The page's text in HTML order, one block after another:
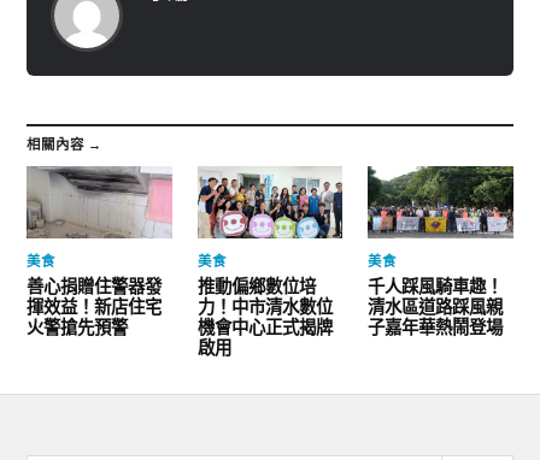
相關內容 →
美食
善心捐贈住警器發
揮效益！新店住宅
火警搶先預警
美食
推動偏鄉數位培
力！中市清水數位
機會中心正式揭牌
啟用
美食
千人踩風騎車趣！
清水區道路踩風親
子嘉年華熱鬧登場